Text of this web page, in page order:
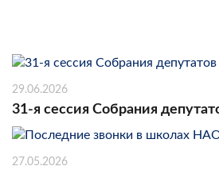
29.06.2026
31-я сессия Собрания
27.05.2026